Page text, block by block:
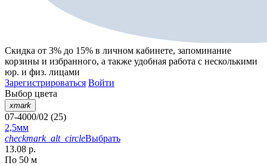
Скидка от 3% до 15% в личном кабинете, запоминание
корзины и избранного, а также удобная работа с несколькими
юр. и физ. лицами
Зарегистрироваться Войти
Выбор цвета
xmark
07-4000/02 (25)
2,5мм
checkmark_alt_circleВыбрать
13.08 р.
По 50 м